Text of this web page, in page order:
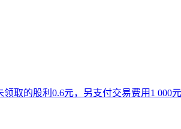
取的股利0.6元，另支付交易费用1